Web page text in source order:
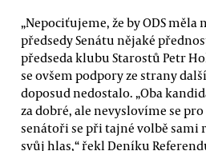
„Nepociťujeme, že by ODS
předsedy Senátu nějaké
předseda klubu Starostů Petr
se ovšem podpory ze strany
doposud nedostalo. „Oba
za dobré, ale nevyslovíme se
senátoři se při tajné volbě
svůj hlas,“ řekl Deníku